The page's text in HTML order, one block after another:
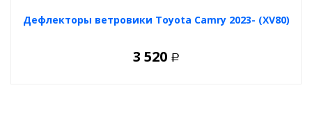
Дефлекторы ветровики Toyota Camry 2023- (XV80)
3 520 Р